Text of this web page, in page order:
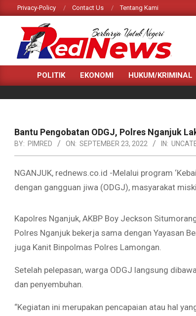
to
content
Privacy-Policy Contact Us Tentang Kami
RED
NEWS
Primary
HOMEPOLITIK EKONOMI HUKUM/KRIMINAL
Bantu Pengobatan ODGJ, Polres Nganjuk
BY: PIMRED ON: SEPTEMBER 23, 2022 IN:
NGANJUK, rednews.co.id -Melalui program
dengan gangguan jiwa (ODGJ), masyarakat
Kapolres Nganjuk, AKBP Boy Jeckson
Polres Nganjuk bekerja sama dengan Yayasan
juga Kanit Binpolmas Polres Lamongan.
Setelah pelepasan, warga ODGJ langsung
dan penyembuhan.
“Kegiatan ini merupakan pencapaian atau hal